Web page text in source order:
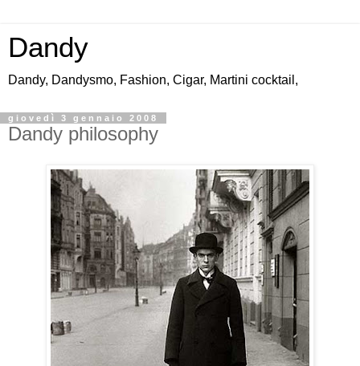
Dandy
Dandy, Dandysmo, Fashion, Cigar, Martini cocktail,
giovedì 3 gennaio 2008
Dandy philosophy